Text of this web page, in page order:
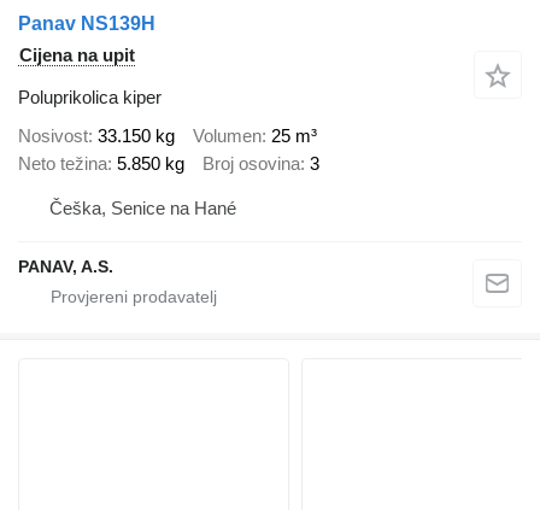
Panav NS139H
Cijena na upit
Poluprikolica kiper
Nosivost 33.150 kg Volumen 25 m³
Neto težina 5.850 kg Broj osovina 3
Češka, Senice na Hané
PANAV, A.S.